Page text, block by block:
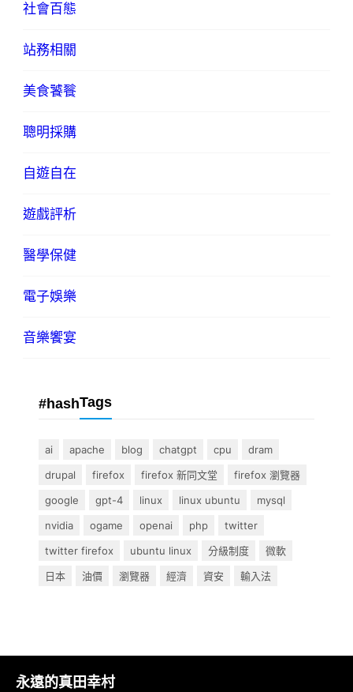
社會百態
站務相關
美食饕餮
聰明採購
自遊自在
遊戲評析
醫學保健
電子娛樂
音樂饗宴
#hashTags
ai apache blog chatgpt cpu
dram
drupal
firefox firefox 新同文堂
firefox 瀏覽器
google
gpt-4 linux linux ubuntu
mysql
nvidia
ogame openai php
twitter
twitter firefox
ubuntu linux 分級制度
微軟
日本
油價 瀏覽器 經濟 資安 輸入法
永遠的真田幸村